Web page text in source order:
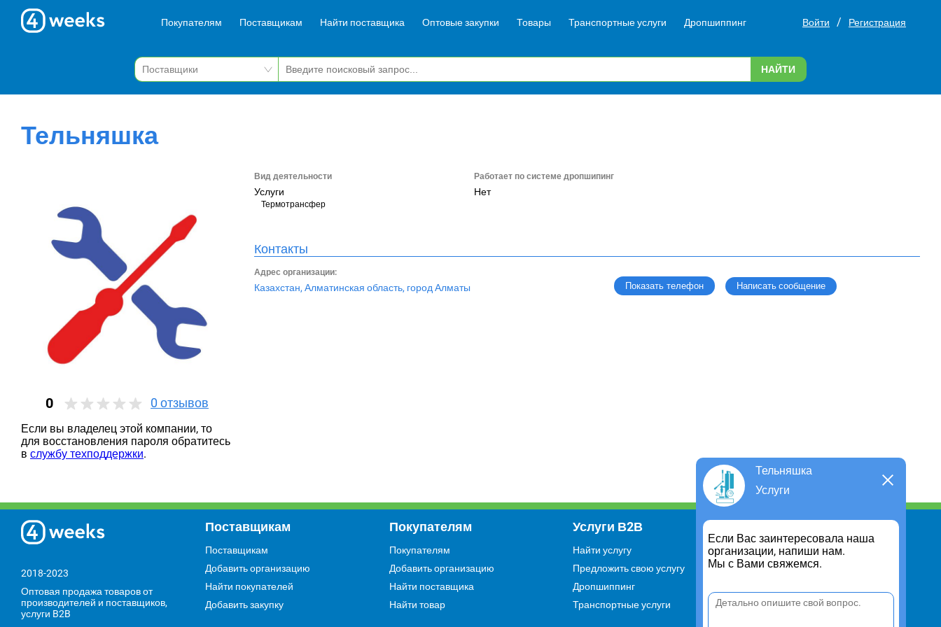
Покупателям Поставщикам Найти поставщика Оптовые закупки Товары Транспортные услуги Дропшиппинг Войти / Регистрация
НАЙТИ
Тельняшка
0 0 отзывов
Если вы владелец этой компании, то
для восстановления пароля обратитесь
в службу техподдержки.
Вид деятельности
Услуги
Термотрансфер
Работает по системе дропшипинг
Нет
Контакты
Адрес организации:
Казахстан, Алматинская область, город Алматы Показать телефон Написать сообщение
Тельняшка
Услуги
Если Вас заинтересовала наша
организации, напиши нам.
Мы с Вами свяжемся.
2018-2023
Оптовая продажа товаров от
производителей и поставщиков,
услуги B2B
Поставщикам
Поставщикам
Добавить организацию
Найти покупателей
Добавить закупку
Покупателям
Покупателям
Добавить организацию
Найти поставщика
Найти товар
Услуги В2В
Найти услугу
Предложить свою услугу
Дропшиппинг
Транспортные услуги
Для чего существует портал
Политика конфиденциальности
Пользовательское соглашение